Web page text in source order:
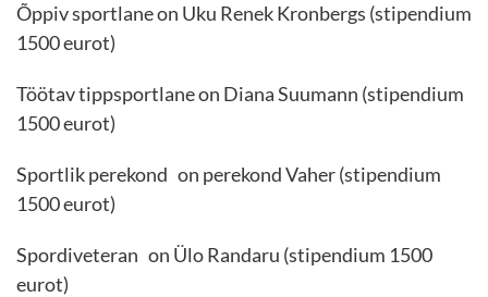
Õppiv sportlane on Uku Renek Kronbergs (stipendium
1500 eurot)
Töötav tippsportlane on Diana Suumann (stipendium
1500 eurot)
Sportlik perekond on perekond Vaher(stipendium
1500 eurot)
Spordiveteran on Ülo Randaru (stipendium 1500
eurot)